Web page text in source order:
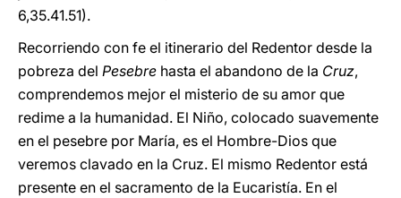
6,35.41.51).
Recorriendo con fe el itinerario del Redentor desde la
pobreza del Pesebre hasta el abandono de la Cruz,
comprendemos mejor el misterio de su amor que
redime a la humanidad. El Niño, colocado suavemente
en el pesebre por María, es el Hombre-Dios que
veremos clavado en la Cruz. El mismo Redentor está
presente en el sacramento de la Eucaristía. En el